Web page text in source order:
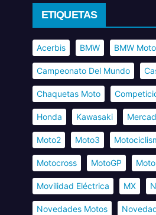
ETIQUETAS
Acerbis BMW BMW
Campeonato Del Mundo
Chaquetas Moto
Honda Kawasaki
Moto2 Moto3
Motocross MotoGP
Movilidad Eléctrica MX
Novedades Motos